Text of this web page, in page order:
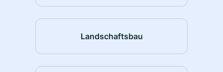
Landschaftsbau